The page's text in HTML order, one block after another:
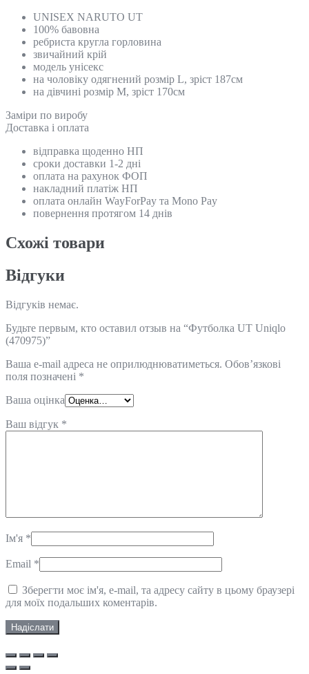
UNISEX NARUTO UT
100% бавовна
ребриста кругла горловина
звичайний крій
модель унісекс
на чоловіку одягнений розмір L, зріст 187см
на дівчині розмір M, зріст 170см
Замiри по виробу
Доставка і оплата
відправка щоденно НП
сроки доставки 1-2 дні
оплата на рахунок ФОП
накладний платіж НП
оплата онлайн WayForPay та Mono Pay
повернення протягом 14 днів
Схожi товари
Відгуки
Відгуків немає.
Будьте первым, кто оставил отзыв на “Футболка UT Uniqlo
(470975)”
Ваша e-mail адреса не оприлюднюватиметься. Обов’язкові
поля позначені *
Ваша оцінка
Ваш відгук *
Ім'я *
Email *
Зберегти моє ім'я, e-mail, та адресу сайту в цьому браузері
для моїх подальших коментарів.